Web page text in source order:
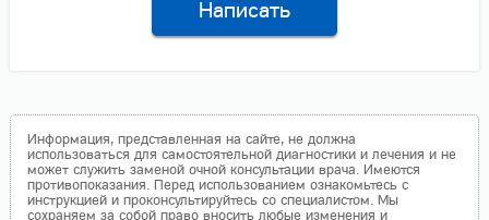
Написать
Информация, представленная на сайте, не должна
использоваться для самостоятельной диагностики и лечения и не
может служить заменой очной консультации врача. Имеются
противопоказания. Перед использованием ознакомьтесь с
инструкцией и проконсультируйтесь со специалистом. Мы
сохраняем за собой право вносить любые изменения и